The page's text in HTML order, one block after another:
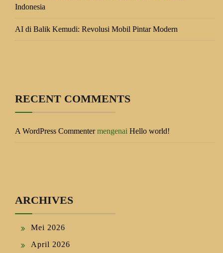
Indonesia
AI di Balik Kemudi: Revolusi Mobil Pintar Modern
RECENT COMMENTS
A WordPress Commentermengenai Hello world!
ARCHIVES
Mei 2026
April 2026